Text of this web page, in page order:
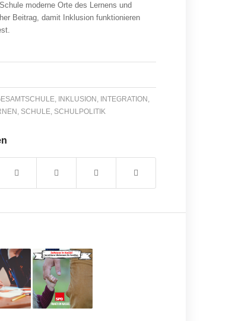
moderne Orte des Lernens und
Beitrag, damit Inklusion funktionieren
, INKLUSION INTEGRATION
SCHULE, SCHULPOLITIK